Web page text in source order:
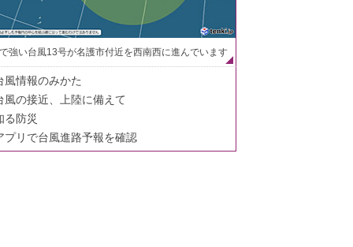
強い台風13号が名護市付近を西南西に進んでいます
風情報のみかた
風の接近、上陸に備えて
る防災
プリで台風進路予報を確認